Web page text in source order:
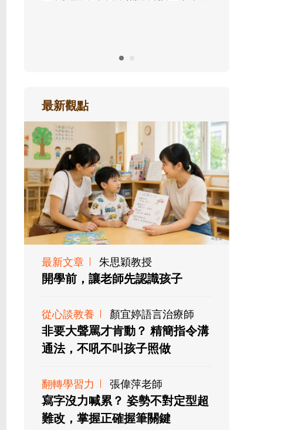
最新觀點
最新文章 朱思穎教授
開學前，讓老師先認識孩子
從心談教養 顏宜婷語言治療師
非要大聲罵才肯動？ 精簡指令溝
通法，不吼不叫孩子照做
翻轉學習力 張偉萍老師
寫字沒力喊累？ 姿勢不對定型超
難改，掌握正確握筆關鍵